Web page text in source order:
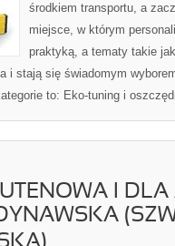
środkiem transportu, a
miejsce, w którym
praktyką, a tematy takie
i stają się świadomym
to: Eko-tuning i
I DLA